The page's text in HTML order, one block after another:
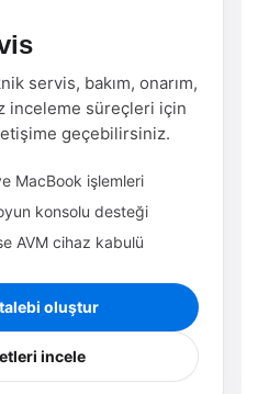
servis, bakım, onarım,
inceleme süreçleri için
geçebilirsiniz.
MacBook işlemleri
konsolu desteği
AVM cihaz kabulü
oluştur
incele